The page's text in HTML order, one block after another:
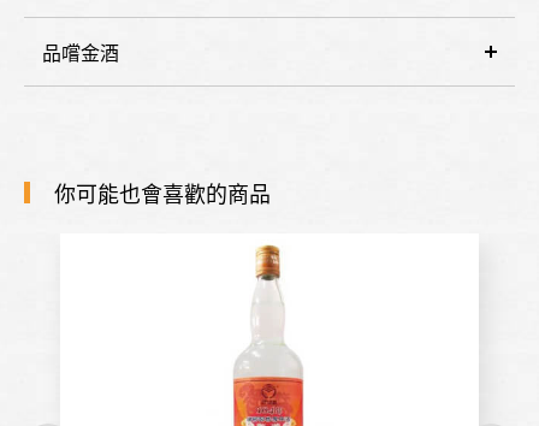
品嚐金酒
你可能也會喜歡的商品